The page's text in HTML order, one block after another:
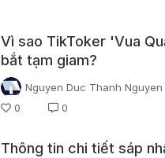
Vì sao TikToker 'Vua
bắt tạm giam?
Nguyen Duc Thanh Nguyen
0
0
Thông tin chi tiết sáp